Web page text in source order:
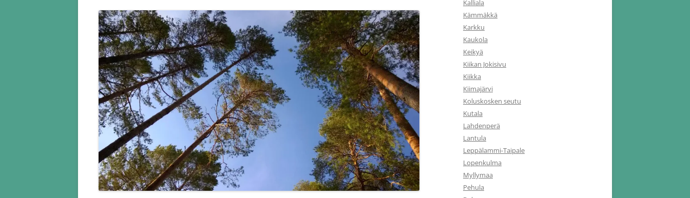
Kalliala
Kämmäkkä
Karkku
Kaukola
Keikyä
Kiikan Jokisivu
Kiikka
Kiimajärvi
Koluskosken seutu
Kutala
Lahdenperä
Lantula
Leppälammi-Taipale
Lopenkulma
Myllymaa
Pehula